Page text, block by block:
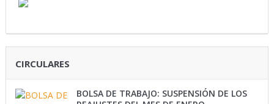
CIRCULARES
BOLSA DE TRABAJO: SUSPENSIÓN DE LOS